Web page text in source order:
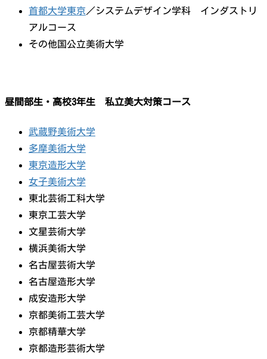
首都大学東京 ／システムデザイン学科 インダストリ
アルコース
その他国公立美術大学
昼間部生・高校3年生 私立美大対策コース
武蔵野美術大学
多摩美術大学
東京造形大学
女子美術大学
東北芸術工科大学
東京工芸大学
文星芸術大学
横浜美術大学
名古屋芸術大学
名古屋造形大学
成安造形大学
京都美術工芸大学
京都精華大学
京都造形芸術大学